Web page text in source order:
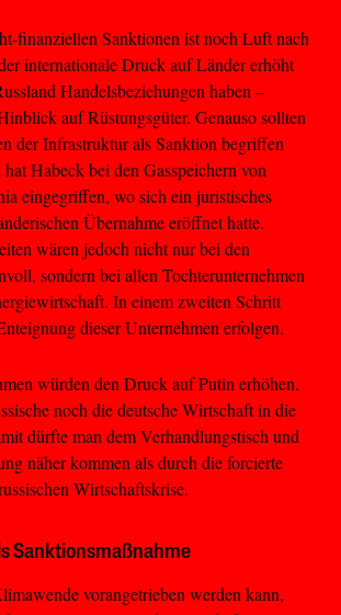
finanziellen Sanktionen ist noch Luft nach
internationale Druck auf Länder erhöht
Handelsbeziehungen haben –
auf Rüstungsgüter. Genauso sollten
der Infrastruktur als Sanktion begriffen
Habeck bei den Gasspeichern von
eingegriffen, wo sich ein juristisches
Übernahme eröffnet hatte.
wären jedoch nicht nur bei den
sondern bei allen Tochterunternehmen
In einem zweiten Schritt
dieser Unternehmen erfolgen.
würden den Druck auf Putin erhöhen,
noch die deutsche Wirtschaft in die
dürfte man dem Verhandlungstisch und
näher kommen als durch die forcierte
Wirtschaftskrise.
Sanktionsmaßnahme
vorangetrieben werden kann,